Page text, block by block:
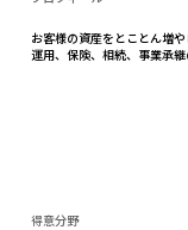
お客様の資産をとことん増
運用、保険、相続、事業承継
得意分野